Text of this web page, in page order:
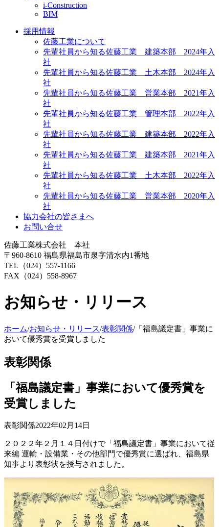
i-Construction
BIM
採用情報
佐藤工業について
先輩社員から知る佐藤工業 建築本部 2024年入
社
先輩社員から知る佐藤工業 土木本部 2024年入
社
先輩社員から知る佐藤工業 営業本部 2021年入
社
先輩社員から知る佐藤工業 管理本部 2022年入
社
先輩社員から知る佐藤工業 建築本部 2022年入
社
先輩社員から知る佐藤工業 建築本部 2021年入
社
先輩社員から知る佐藤工業 土木本部 2022年入
社
先輩社員から知る佐藤工業 営業本部 2020年入
社
協力会社の皆さまへ
お問い合せ
佐藤工業株式会社 本社
〒960-8610 福島県福島市泉字清水内1番地
TEL（024）557-1166
FAX（024）558-8967
お知らせ・リリース
ホーム/お知らせ・リリース/表彰関係/「福島議定書」事業に
おいて優秀賞を受賞しました
表彰関係
「福島議定書」事業において優秀賞を
受賞しました
表彰関係2022年02月14日
２０２２年２月１４日付けで「福島議定書」事業において従
来編 運輸・設備業・その他部門で優秀賞に選ばれ、福島県
知事より表彰状を授与されました。